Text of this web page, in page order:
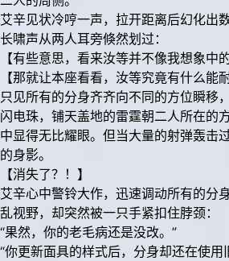
艾辛见状冷哼一声，拉开距离后幻化出
长啸声从两人耳旁倏然划过：
【有些意思，看来汝等并不像我想象中
【那就让本座看看，汝等究竟有什么能耐
只见所有的分身齐齐向不同的方位瞬移
闪电珠，铺天盖地的雷霆朝二人所在的
中显得无比耀眼。但当大量的射弹轰击
的身影。
【消失了？！】
艾辛心中警铃大作，迅速调动所有的分
乱视野，却突然被一只手紧扣住脖颈：
“果然，你的老毛病还是没改。”
“你更新面具的样式后，分身却还在使